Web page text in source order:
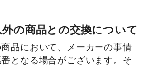
の商品との交換について
品において、メーカーの事情
となる場合がございます。そ